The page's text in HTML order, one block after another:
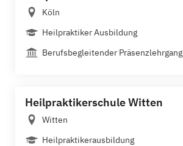
Köln
Heilpraktiker Ausbildung
Berufsbegleitender Präsenzlehrgang
Heilpraktikerschule Witten
Witten
Heilpraktikerausbildung